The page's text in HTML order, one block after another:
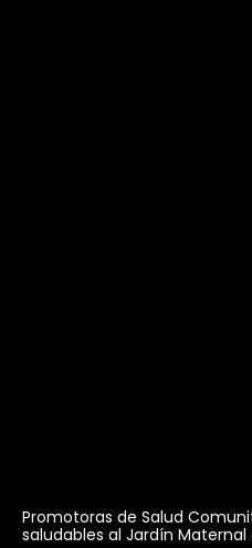
Promotoras de Salud
saludables al Jardín Maternal